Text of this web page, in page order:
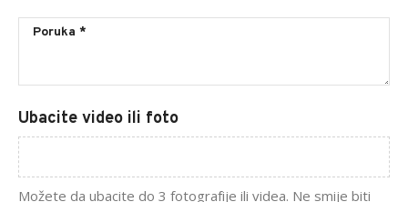
Ubacite video ili foto
Možete da ubacite do 3 fotografije ili videa. Ne smije biti